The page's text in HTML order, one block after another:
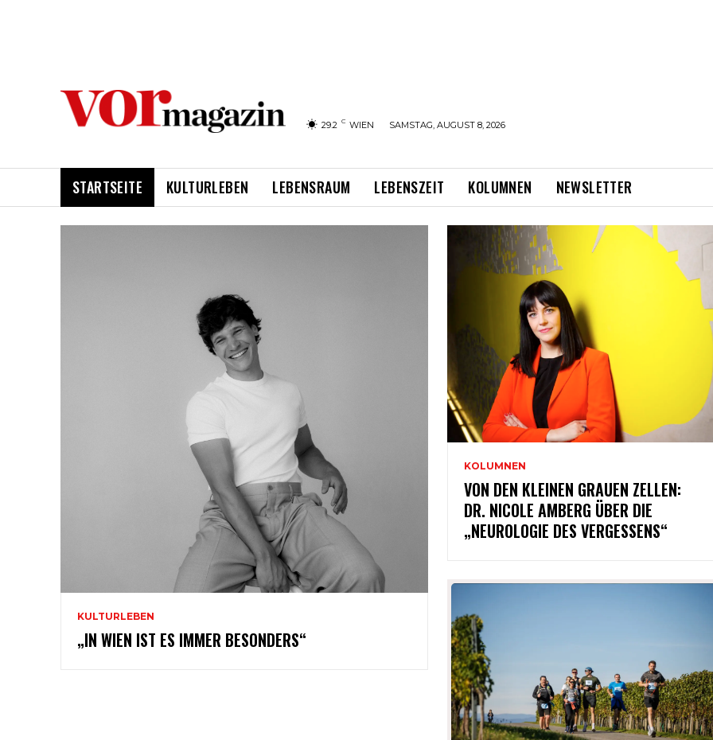
29.2 C WIEN SAMSTAG, AUGUST 8, 2026
STARTSEITE KULTURLEBEN LEBENSRAUM LEBENSZEIT KOLUMNEN NEWSLETTER
KULTURLEBEN
„IN WIEN IST ES IMMER BESONDERS“
KOLUMNEN
VON DEN KLEINEN GRAUEN ZELLEN:
DR. NICOLE AMBERG ÜBER DIE
„NEUROLOGIE DES VERGESSENS“